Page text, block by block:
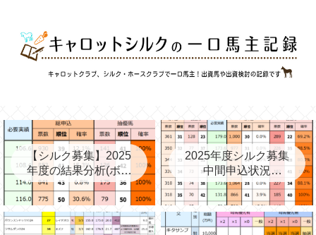
【シルク募集】2025
年度の結果分析(ボー
ダー、確率、昨年度
との比較など)
2025年度シルク募集
中間申込状況
②(08/06)と昨年の中
間③→最終